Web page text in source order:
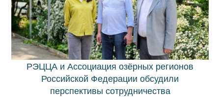
РЭЦЦА и Ассоциация озёрных регионов
Российской Федерации обсудили
перспективы сотрудничества